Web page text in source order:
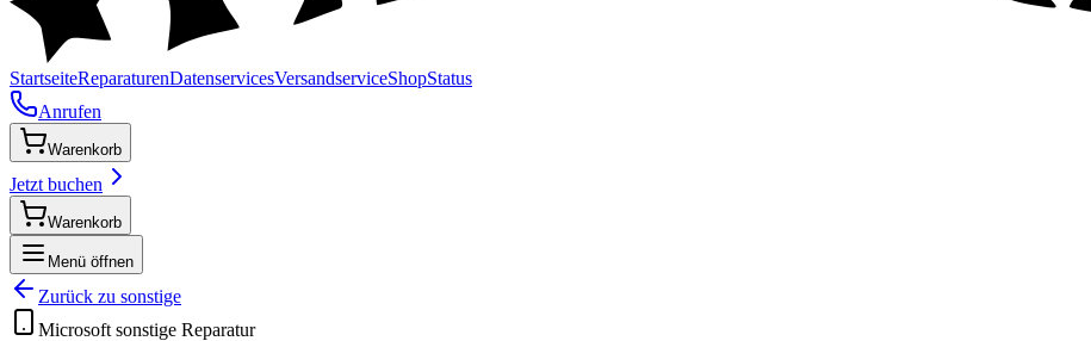
StartseiteReparaturenDatenservicesVersandserviceShopStatus
Anrufen
Warenkorb
Jetzt buchen
Warenkorb
Menü öffnen
Zurück zu sonstige
Microsoft sonstige Reparatur